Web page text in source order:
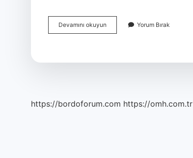
Devamını okuyun
Enerji
Yorum Bırak
https://bordoforum.com https://omh.com.tr